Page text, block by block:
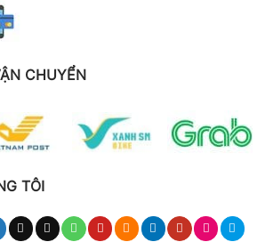
CHUYỂN
TÔI